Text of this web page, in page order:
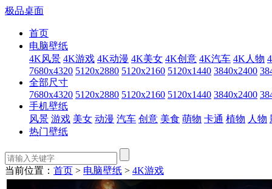
极品桌面
首页
电脑壁纸
4K风景 4K游戏 4K动漫 4K美女 4K创意 4K汽车 4K人物
7680x4320 5120x2880 5120x2160 5120x1440 3840x2400
全部尺寸
7680x4320 5120x2880 5120x2160 5120x1440 3840x2400
手机壁纸
风景 游戏 美女 动漫 汽车 创意 美食 萌物 卡通 植物 人物
热门壁纸
当前位置： 首页 > 电脑壁纸 > 4K游戏